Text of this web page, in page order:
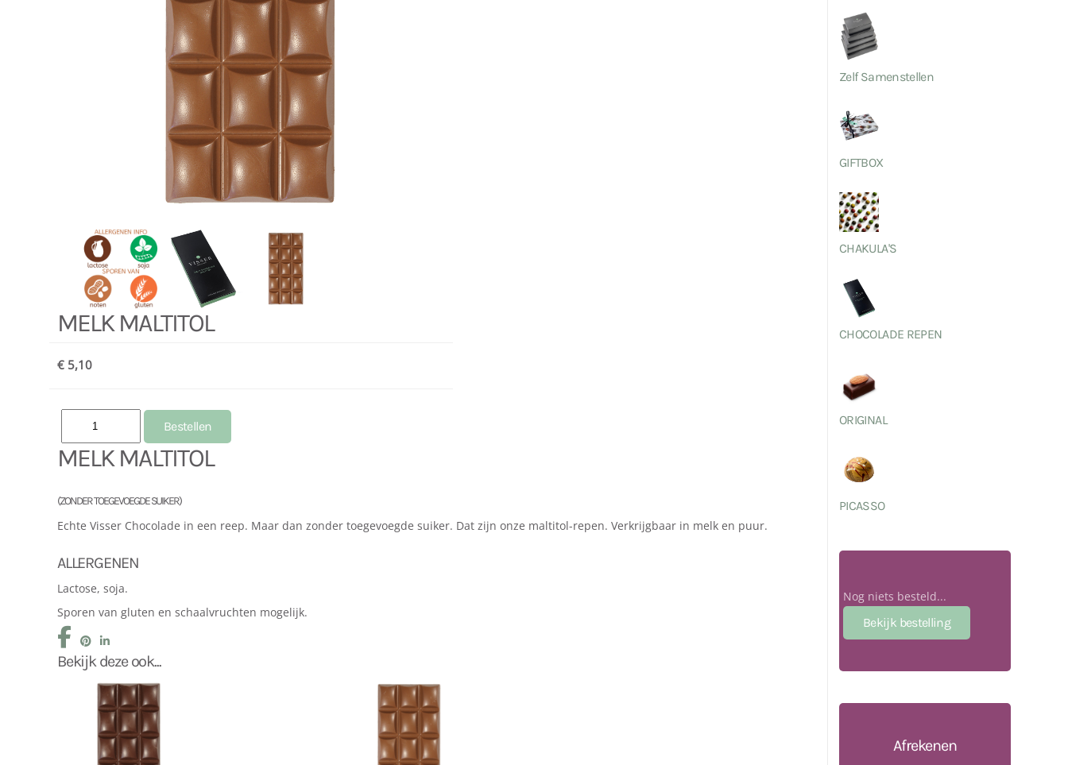
MELK MALTITOL
€ 5,10
MELK MALTITOL
(ZONDER TOEGEVOEGDE SUIKER)
Echte Visser Chocolade in een reep. Maar dan zonder toegevoegde suiker. Dat zijn onze maltitol-repen. Verkrijgbaar in melk en puur.
ALLERGENEN
Lactose, soja.
Sporen van gluten en schaalvruchten mogelijk.
Bekijk deze ook...
Zelf Samenstellen
GIFTBOX
CHAKULA'S
CHOCOLADE REPEN
ORIGINAL
PICASSO
Nog niets besteld...
Afrekenen